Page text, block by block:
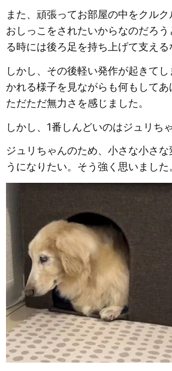
また、頑張ってお部屋の中をクルク
おしっこをされたいからなのだろ
る時には後ろ足を持ち上げて支える
しかし、その後軽い発作が起きて
かれる様子を見ながらも何もしてあ
ただただ無力さを感じました。
しかし、1番しんどいのはジュリち
ジュリちゃんのため、小さな小さな
うになりたい。そう強く思いました